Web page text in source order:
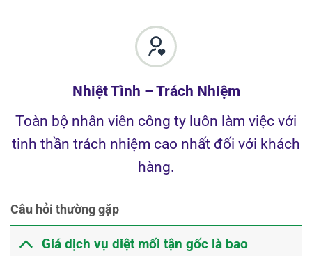
Nhiệt Tình – Trách Nhiệm
Toàn bộ nhân viên công ty luôn làm việc với
tinh thần trách nhiệm cao nhất đối với khách
hàng.
Câu hỏi thường gặp
Giá dịch vụ diệt mối tận gốc là bao